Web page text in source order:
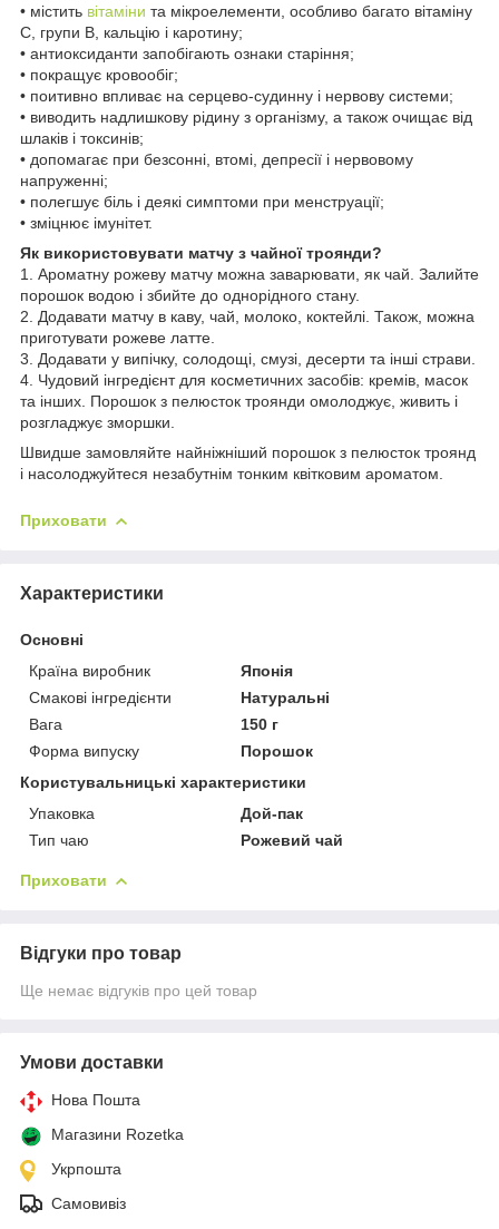
• містить вітаміни та мікроелементи, особливо багато вітаміну
С, групи В, кальцію і каротину;
• антиоксиданти запобігають ознаки старіння;
• покращує кровообіг;
• поитивно впливає на серцево-судинну і нервову системи;
• виводить надлишкову рідину з організму, а також очищає від
шлаків і токсинів;
• допомагає при безсонні, втомі, депресії і нервовому
напруженні;
• полегшує біль і деякі симптоми при менструації;
• зміцнює імунітет.
Як використовувати матчу з чайної троянди?
1. Ароматну рожеву матчу можна заварювати, як чай. Залийте
порошок водою і збийте до однорідного стану.
2. Додавати матчу в каву, чай, молоко, коктейлі. Також, можна
приготувати рожеве латте.
3. Додавати у випічку, солодощі, смузі, десерти та інші страви.
4. Чудовий інгредієнт для косметичних засобів: кремів, масок
та інших. Порошок з пелюсток троянди омолоджує, живить і
розгладжує зморшки.
Швидше замовляйте найніжніший порошок з пелюсток троянд
і насолоджуйтеся незабутнім тонким квітковим ароматом.
Приховати
Характеристики
Основні
Країна виробник
Японія
Смакові інгредієнти
Натуральні
Вага
150 г
Форма випуску
Порошок
Користувальницькі характеристики
Упаковка
Дой-пак
Тип чаю
Рожевий чай
Приховати
Відгуки про товар
Ще немає відгуків про цей товар
Умови доставки
Нова Пошта
Магазини Rozetka
Укрпошта
Самовивіз